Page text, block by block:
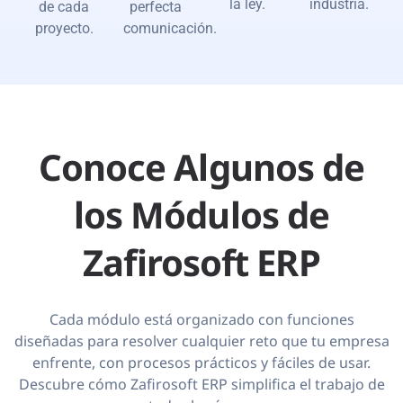
de cada
proyecto.
perfecta
comunicación.
la ley. industria.
Conoce Algunos de
los Módulos de
Zafirosoft ERP
Cada módulo está organizado con funciones
diseñadas para resolver cualquier reto que tu empresa
enfrente, con procesos prácticos y fáciles de usar.
Descubre cómo Zafirosoft ERP simplifica el trabajo de